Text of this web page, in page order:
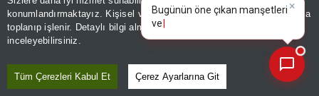
konumlandırmaktayız. Kişisel verileriniz, KVKK ve GDPR kapsamında
toplanıp işlenir. Detaylı bilgi almak için
inceleyebilirsiniz.
Tüm Çerezleri Kabul Et Çerez Ayarlarına Git
×
Bugünün öne çıkan manşetleri
ve gelişmeleri neler?